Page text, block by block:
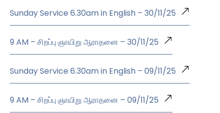
Sunday Service 6.30am in English – 30/11/25
9 AM – சிறப்பு ஞாயிறு ஆராதனை – 30/11/25
Sunday Service 6.30am in English – 09/11/25
9 AM – சிறப்பு ஞாயிறு ஆராதனை – 09/11/25